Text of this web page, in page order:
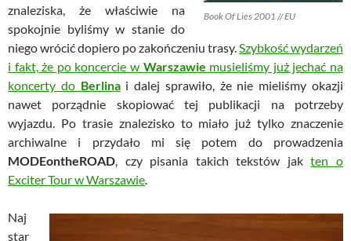
Book Of Lies 2001 // EU
znaleziska, że właściwie na
spokojnie byliśmy w stanie do
niego wrócić dopiero po zakończeniu trasy.Szybkość wydarzeń
i fakt, że po koncercie w Warszawie musieliśmy już jechać na
koncerty do Berlina i dalej sprawiło, że nie mieliśmy okazji
nawet porządnie skopiować tej publikacji na potrzeby
wyjazdu. Po trasie znalezisko to miało już tylko znaczenie
archiwalne i przydało mi się potem do prowadzenia
MODEontheROAD, czy pisania takich tekstów jakten o
Exciter Tour w Warszawie.
Naj
star